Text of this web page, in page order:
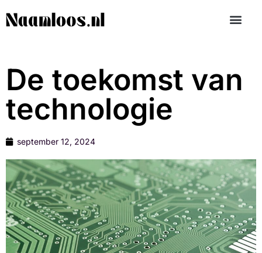
De toekomst van
technologie
september 12, 2024